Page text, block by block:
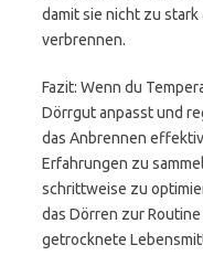
damit sie nicht zu
verbrennen.
Fazit: Wenn du
Dörrgut anpasst und
das Anbrennen
Erfahrungen zu
schrittweise zu
das Dörren zur
getrocknete